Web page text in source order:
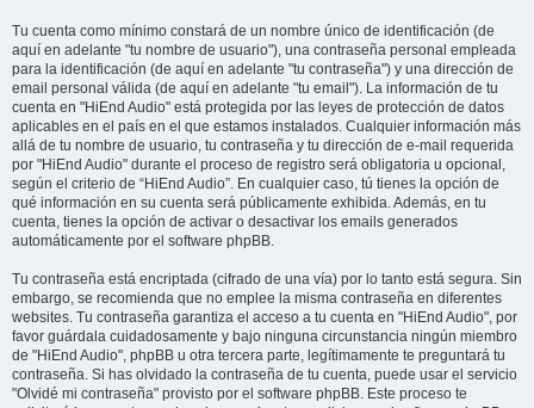
Tu cuenta como mínimo constará de un nombre único de identificación (de
aquí en adelante "tu nombre de usuario"), una contraseña personal empleada
para la identificación (de aquí en adelante "tu contraseña") y una dirección de
email personal válida (de aquí en adelante "tu email"). La información de tu
cuenta en "HiEnd Audio" está protegida por las leyes de protección de datos
aplicables en el país en el que estamos instalados. Cualquier información más
allá de tu nombre de usuario, tu contraseña y tu dirección de e-mail requerida
por "HiEnd Audio" durante el proceso de registro será obligatoria u opcional,
según el criterio de “HiEnd Audio”. En cualquier caso, tú tienes la opción de
qué información en su cuenta será públicamente exhibida. Además, en tu
cuenta, tienes la opción de activar o desactivar los emails generados
automáticamente por el software phpBB.
Tu contraseña está encriptada (cifrado de una vía) por lo tanto está segura. Sin
embargo, se recomienda que no emplee la misma contraseña en diferentes
websites. Tu contraseña garantiza el acceso a tu cuenta en "HiEnd Audio", por
favor guárdala cuidadosamente y bajo ninguna circunstancia ningún miembro
de "HiEnd Audio", phpBB u otra tercera parte, legítimamente te preguntará tu
contraseña. Si has olvidado la contraseña de tu cuenta, puede usar el servicio
"Olvidé mi contraseña" provisto por el software phpBB. Este proceso te